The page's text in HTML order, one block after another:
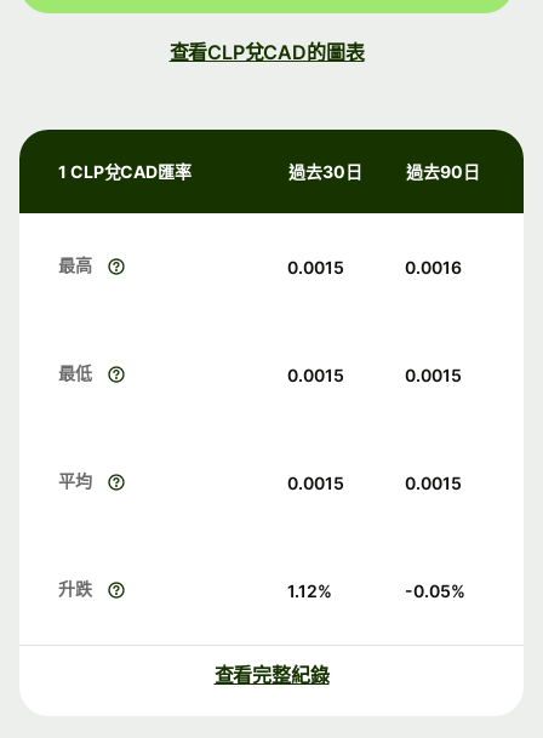
查看CLP兌CAD的圖表
1 CLP兌CAD匯率 過去30日 過去90日
最高 0.0015 0.0016
最低 0.0015 0.0015
平均 0.0015 0.0015
升跌 1.12% -0.05%
查看完整紀錄